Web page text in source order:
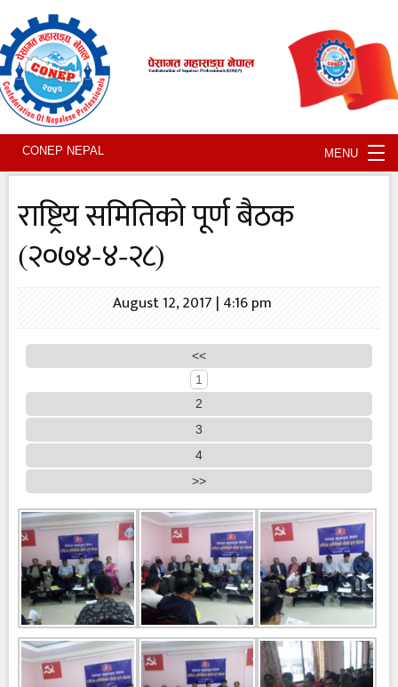
CONEP NEPAL MENU
राष्ट्रिय समितिको पूर्ण बैठक
(२०७४-४-२८)
August 12, 2017 | 4:16 pm
<<
1
2
3
4
>>